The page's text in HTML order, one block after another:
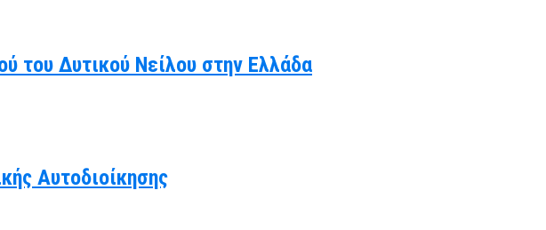
του Δυτικού Νείλου στην Ελλάδα
Αυτοδιοίκησης